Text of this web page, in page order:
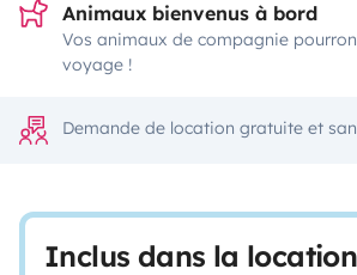
Animaux bienvenus à bord
Vos animaux de compagnie
voyage !
Demande de location gratuite et
Inclus dans la